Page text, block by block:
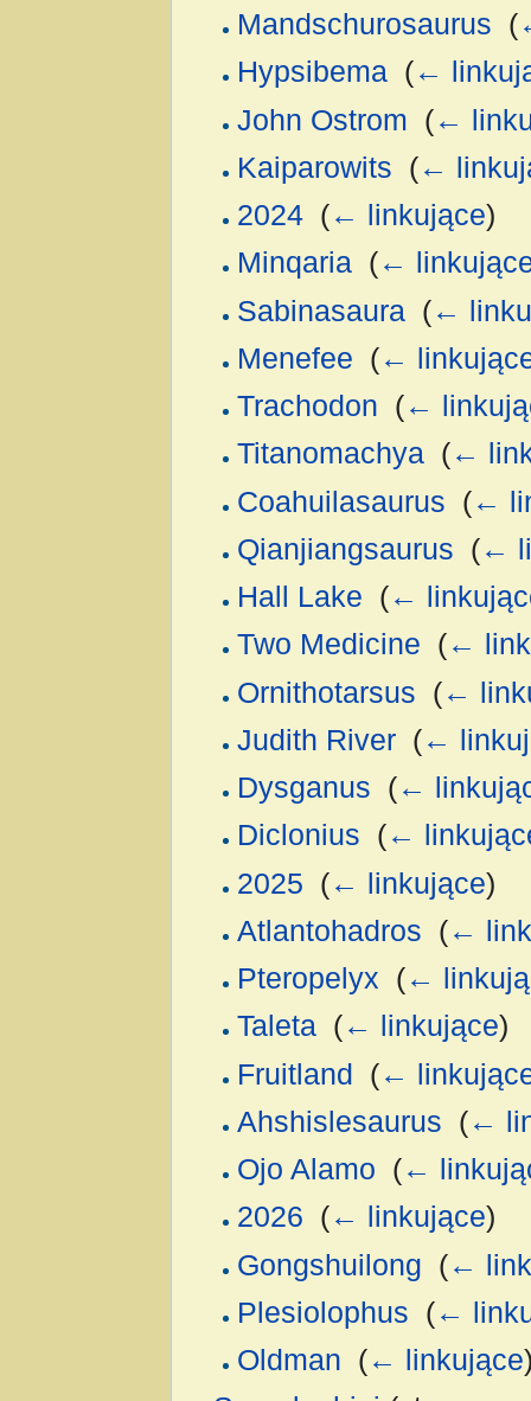
Mandschurosaurus (
Hypsibema‎ (←
John Ostrom (←
Kaiparowits (←
2024‎ (← linkujące)
Minqaria‎ (←
Sabinasaura‎ (←
Menefee (←
Trachodon (←
Titanomachya‎ (←
Coahuilasaurus (←
Qianjiangsaurus (←
Hall Lake (←
Two Medicine (←
Ornithotarsus (←
Judith River‎ (←
Dysganus (←
Diclonius (←
2025 (← linkujące)
Atlantohadros (←
Pteropelyx (←
Taleta‎ (← linkujące)
Fruitland (←
Ahshislesaurus (←
Ojo Alamo (←
2026 (← linkujące)
Gongshuilong (←
Plesiolophus (←
Oldman (← linkujące